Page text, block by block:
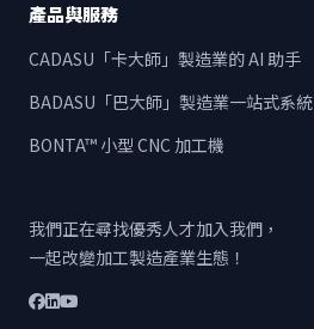
產品與服務
CADASU「卡大師」製造業的 AI 助手
BADASU「巴大師」製造業一站式系統
BONTA™ 小型 CNC 加工機
我們正在尋找優秀人才加入我們，
一起改變加工製造產業生態！